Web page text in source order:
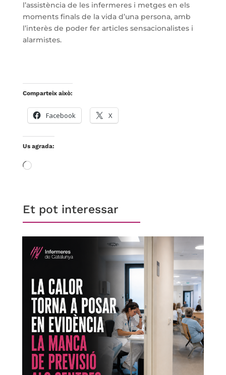
l’assistència de les infermeres i metges en els
moments finals de la vida d’una persona, amb
l’interès de poder fer articles sensacionalistes i
alarmistes.
Comparteix això:
Facebook X
Us agrada:
S'està
Et pot interessar